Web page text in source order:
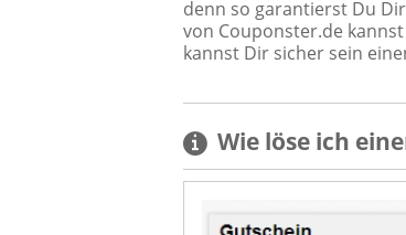
denn so garantierst Du
von Couponster.de
kannst Dir sicher sein
Wie löse ich